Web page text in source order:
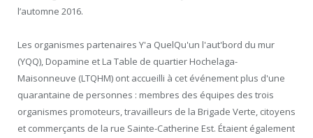
l’automne 2016.
Les organismes partenaires Y'a QuelQu'un l'aut'bord du mur
(YQQ), Dopamine et La Table de quartier Hochelaga-
Maisonneuve (LTQHM) ont accueilli à cet événement plus d'une
quarantaine de personnes : membres des équipes des trois
organismes promoteurs, travailleurs de la Brigade Verte, citoyens
et commerçants de la rue Sainte-Catherine Est. Étaient également